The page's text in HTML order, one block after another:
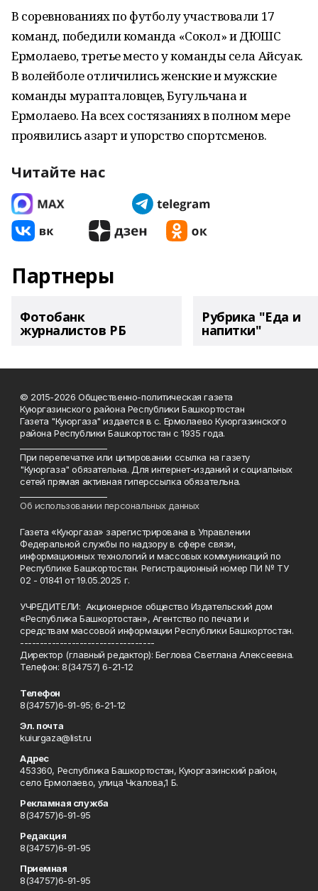
В соревнованиях по футболу участвовали 17
команд, победили команда «Сокол» и ДЮШС
Ермолаево, третье место у команды села Айсуак.
В волейболе отличились женские и мужские
команды мурапталовцев, Бугульчана и
Ермолаево. На всех состязаниях в полном мере
проявились азарт и упорство спортсменов.
Читайте нас
Партнеры
Фотобанк
журналистов РБ
Рубрика "Еда и
напитки"
© 2015-2026 Общественно-политическая газета
Куюргазинского района Республики Башкортостан
Газета "Куюргаза" издается в с. Ермолаево Куюргазинского
района Республики Башкортостан с 1935 года.
При перепечатке или цитировании ссылка на газету
"Куюргаза" обязательна. Для интернет-изданий и социальных
сетей прямая активная гиперссылка обязательна.
Об использовании персональных данных
Газета «Куюргаза» зарегистрирована в Управлении
Федеральной службы по надзору в сфере связи,
информационных технологий и массовых коммуникаций по
Республике Башкортостан. Регистрационный номер ПИ № ТУ
02 - 01841 от 19.05.2025 г.
УЧРЕДИТЕЛИ: Акционерное общество Издательский дом
«Республика Башкортостан», Агентство по печати и
средствам массовой информации Республики Башкортостан.
----------------------------------
Директор (главный редактор): Беглова Светлана Алексеевна.
Телефон: 8(34757) 6-21-12
Телефон
8(34757)6-91-95; 6-21-12
Эл. почта
kuiurgaza@list.ru
Адрес
453360, Республика Башкортостан, Куюргазинский район,
село Ермолаево, улица Чкалова,1 Б.
Рекламная служба
8(34757)6-91-95
Редакция
8(34757)6-91-95
Приемная
8(34757)6-91-95